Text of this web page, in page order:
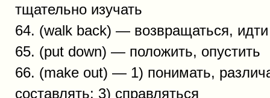
тщательно изучать
64. (walk back) — возвращаться, идти
65. (put down) — положить, опустить
66. (make out) — 1) понимать,
составлять; 3) справляться